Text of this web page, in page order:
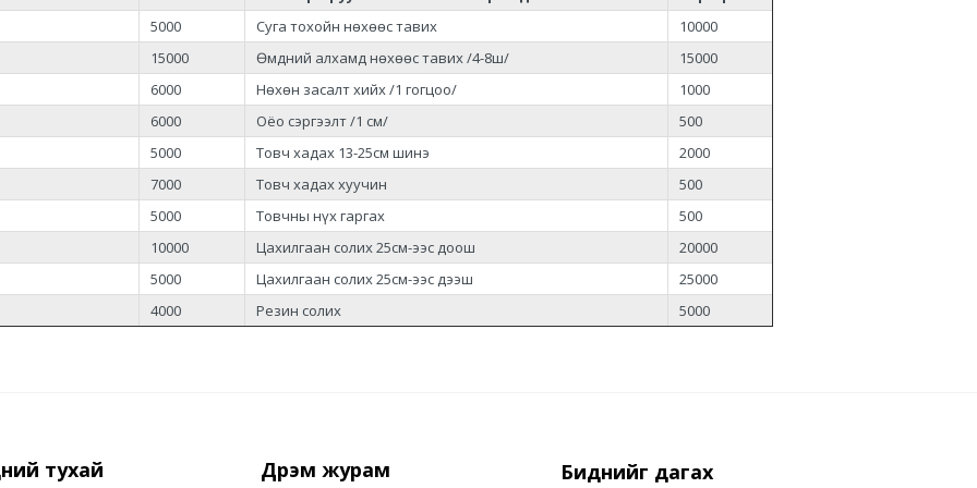
5000
Суга тохойн нөхөөс тавих
10000
15000
Өмдний алхамд нөхөөс тавих /4-8ш/
15000
6000
Нөхөн засалт хийх /1 гогцоо/
1000
6000
Оёо сэргээлт /1 см/
500
5000
Товч хадах 13-25см шинэ
2000
7000
Товч хадах хуучин
500
5000
Товчны нүх гаргах
500
10000
Цахилгаан солих 25см-ээс доош
20000
5000
Цахилгаан солих 25см-ээс дээш
25000
4000
Резин солих 5000
тухай Дүрэм журам Биднийг дагах